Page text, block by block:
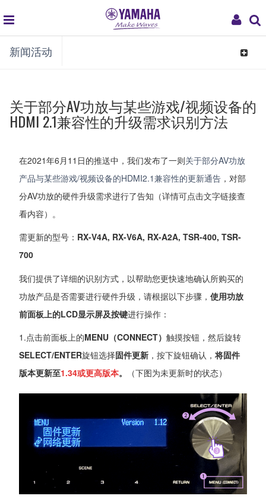
My
global
navigation
新闻活动
Toggle
关于部分AV功放与某些游戏/视频设备的
HDMI 2.1兼容性的升级需求识别方法
在2021年6月11日的推送中，我们发布了一则关于部分AV功放
产品与某些游戏/视频设备的HDMI2.1兼容性的更新通告 ，对部
分AV功放的硬件升级需求进行了告知（详情可点击文字链接查
看内容）。
需更新的型号： RX-V4A, RX-V6A, RX-A2A, TSR-400, TSR-
700
我们提供了详细的识别方式，以帮助您更快速地确认所购买的
功放产品是否需要进行硬件升级，请根据以下步骤， 使用功放
前面板上的LCD显示屏及按键进行操作：
1.点击前面板上的MENU（CONNECT） 触摸按钮，然后旋转
SELECT/ENTER旋钮选择固件更新 ，按下旋钮确认， 将固件
版本更新至1.34或更高版本。 （下图为未更新时的状态）